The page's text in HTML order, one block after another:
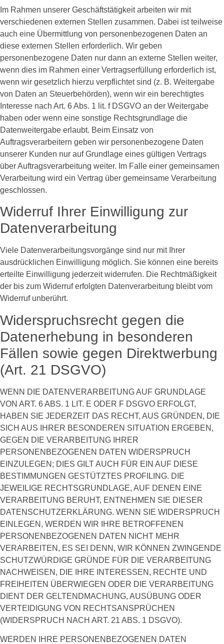
Im Rahmen unserer Geschäftstätigkeit arbeiten wir mit
verschiedenen externen Stellen zusammen. Dabei ist teilweise
auch eine Übermittlung von personenbezogenen Daten an
diese externen Stellen erforderlich. Wir geben
personenbezogene Daten nur dann an externe Stellen weiter,
wenn dies im Rahmen einer Vertragserfüllung erforderlich ist,
wenn wir gesetzlich hierzu verpflichtet sind (z. B. Weitergabe
von Daten an Steuerbehörden), wenn wir ein berechtigtes
Interesse nach Art. 6 Abs. 1 lit. f DSGVO an der Weitergabe
haben oder wenn eine sonstige Rechtsgrundlage die
Datenweitergabe erlaubt. Beim Einsatz von
Auftragsverarbeitern geben wir personenbezogene Daten
unserer Kunden nur auf Grundlage eines gültigen Vertrags
über Auftragsverarbeitung weiter. Im Falle einer gemeinsamen
Verarbeitung wird ein Vertrag über gemeinsame Verarbeitung
geschlossen.
Widerruf Ihrer Einwilligung zur
Datenverarbeitung
Viele Datenverarbeitungsvorgänge sind nur mit Ihrer
ausdrücklichen Einwilligung möglich. Sie können eine bereits
erteilte Einwilligung jederzeit widerrufen. Die Rechtmäßigkeit
der bis zum Widerruf erfolgten Datenverarbeitung bleibt vom
Widerruf unberührt.
Widerspruchsrecht gegen die
Datenerhebung in besonderen
Fällen sowie gegen Direktwerbung
(Art. 21 DSGVO)
WENN DIE DATENVERARBEITUNG AUF GRUNDLAGE
VON ART. 6 ABS. 1 LIT. E ODER F DSGVO ERFOLGT,
HABEN SIE JEDERZEIT DAS RECHT, AUS GRÜNDEN, DIE
SICH AUS IHRER BESONDEREN SITUATION ERGEBEN,
GEGEN DIE VERARBEITUNG IHRER
PERSONENBEZOGENEN DATEN WIDERSPRUCH
EINZULEGEN; DIES GILT AUCH FÜR EIN AUF DIESE
BESTIMMUNGEN GESTÜTZTES PROFILING. DIE
JEWEILIGE RECHTSGRUNDLAGE, AUF DENEN EINE
VERARBEITUNG BERUHT, ENTNEHMEN SIE DIESER
DATENSCHUTZERKLÄRUNG. WENN SIE WIDERSPRUCH
EINLEGEN, WERDEN WIR IHRE BETROFFENEN
PERSONENBEZOGENEN DATEN NICHT MEHR
VERARBEITEN, ES SEI DENN, WIR KÖNNEN ZWINGENDE
SCHUTZWÜRDIGE GRÜNDE FÜR DIE VERARBEITUNG
NACHWEISEN, DIE IHRE INTERESSEN, RECHTE UND
FREIHEITEN ÜBERWIEGEN ODER DIE VERARBEITUNG
DIENT DER GELTENDMACHUNG, AUSÜBUNG ODER
VERTEIDIGUNG VON RECHTSANSPRÜCHEN
(WIDERSPRUCH NACH ART. 21 ABS. 1 DSGVO).
WERDEN IHRE PERSONENBEZOGENEN DATEN